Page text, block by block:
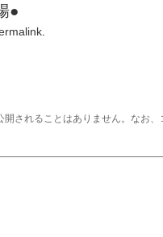
●
開されることはありません。なお、